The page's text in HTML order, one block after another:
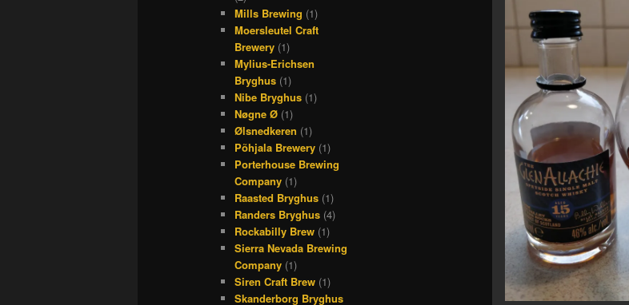
Mills Brewing (1)
Moersleutel Craft
Brewery (1)
Mylius-Erichsen
Bryghus (1)
Nibe Bryghus (1)
Nøgne Ø (1)
Ølsnedkeren (1)
Põhjala Brewery (1)
Porterhouse Brewing
Company (1)
Raasted Bryghus (1)
Randers Bryghus (4)
Rockabilly Brew (1)
Sierra Nevada Brewing
Company (1)
Siren Craft Brew (1)
Skanderborg Bryghus